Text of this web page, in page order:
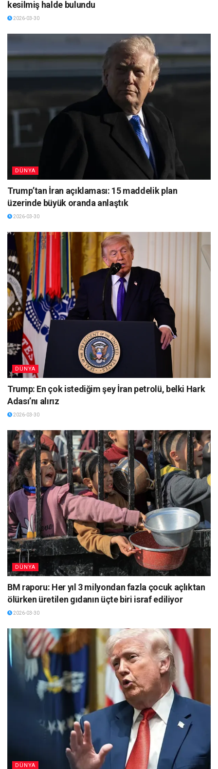
kesilmiş halde bulundu
2026-03-30
DÜNYA
Trump’tan İran açıklaması: 15 maddelik plan
üzerinde büyük oranda anlaştık
2026-03-30
DÜNYA
Trump: En çok istediğim şey İran petrolü, belki Hark
Adası’nı alırız
2026-03-30
DÜNYA
BM raporu: Her yıl 3 milyondan fazla çocuk açlıktan
ölürken üretilen gıdanın üçte biri israf ediliyor
2026-03-30
DÜNYA